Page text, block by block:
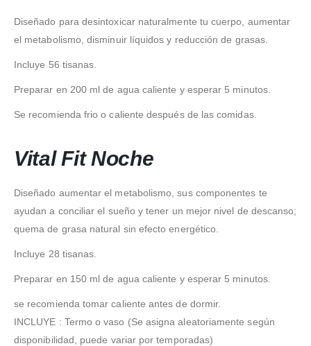
Diseñado para desintoxicar naturalmente tu cuerpo, aumentar
el metabolismo, disminuir líquidos y reducción de grasas.
Incluye 56 tisanas.
Preparar en 200 ml de agua caliente y esperar 5 minutos.
Se recomienda frio o caliente después de las comidas.
Vital Fit Noche
Diseñado aumentar el metabolismo, sus componentes te
ayudan a conciliar el sueño y tener un mejor nivel de descanso;
quema de grasa natural sin efecto energético.
Incluye 28 tisanas.
Preparar en 150 ml de agua caliente y esperar 5 minutos.
se recomienda tomar caliente antes de dormir.
INCLUYE : Termo o vaso (Se asigna aleatoriamente según
disponibilidad, puede variar por temporadas)